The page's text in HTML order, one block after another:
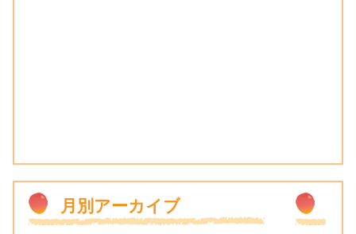
月別アーカイブ